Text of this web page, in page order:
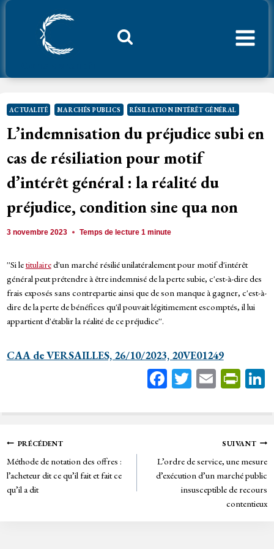
Aller
ACTUALITÉ MARCHÉS PUBLICS RÉSILIATION INTÉRÊT GÉNÉRAL
L’indemnisation du préjudice subi en
cas de résiliation pour motif
d’intérêt général : la réalité du
préjudice, condition sine qua non
3 novembre 2023 Temps de lecture1 minute
''Si letitulaired'un marché résilié unilatéralement pour motif d'intérêt
général peut prétendre à être indemnisé de la perte subie, c'est-à-dire des
frais exposés sans contrepartie ainsi que de son manque à gagner, c'est-à-
dire de la perte de bénéfices qu'il pouvait légitimement escomptés, il lui
appartient d'établir la réalité de ce préjudice''.
CAA de VERSAILLES, 26/10/2023, 20VE01249
Fa
bo
T
tt
E
ail
Pr
tF
rie
n
dl
y
Navigation
de
l’article
PRÉCÉDENT
Méthode de notation des offres :
l’acheteur dit ce qu’il fait et fait ce
qu’il a dit
SUIVANT
L’ordre de service, une mesure
d’exécution d’un marché public
insusceptible de recours
contentieux